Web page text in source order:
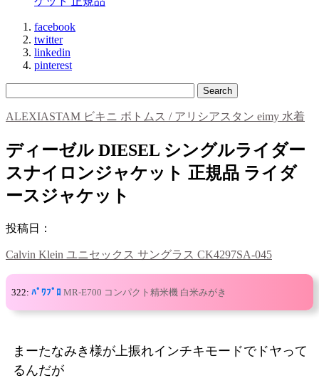
facebook
twitter
linkedin
pinterest
ALEXIASTAM ビキニ ボトムス / アリシアスタン eimy 水着
ディーゼル DIESEL シングルライダー
スナイロンジャケット 正規品 ライダ
ースジャケット
投稿日：
Calvin Klein ユニセックス サングラス CK4297SA-045
322: ﾊﾟﾜﾌﾟﾛ MR-E700 コンパクト精米機 白米みがき
まーたなみき様が上振れインチキモードでドヤって
るんだが